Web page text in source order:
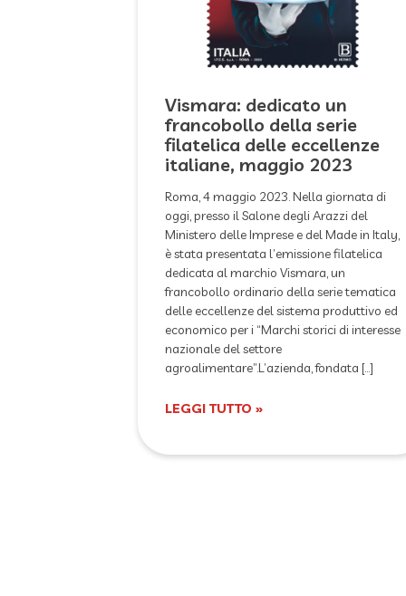
Vismara: dedicato un
francobollo della serie
filatelica delle eccellenze
italiane, maggio 2023
Roma, 4 maggio 2023. Nella giornata di
oggi, presso il Salone degli Arazzi del
Ministero delle Imprese e del Made in Italy,
è stata presentata l’emissione filatelica
dedicata al marchio Vismara, un
francobollo ordinario della serie tematica
delle eccellenze del sistema produttivo ed
economico per i “Marchi storici di interesse
nazionale del settore
agroalimentare”.L’azienda, fondata […]
LEGGI TUTTO »